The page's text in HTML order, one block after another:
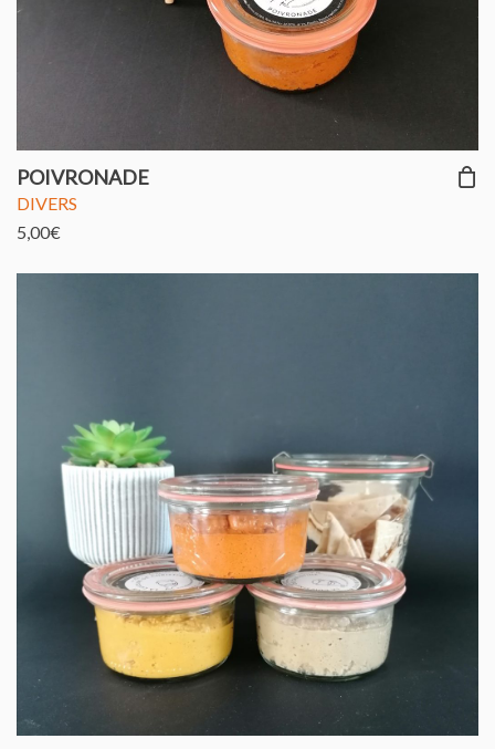
POIVRONADE
DIVERS
5,00€